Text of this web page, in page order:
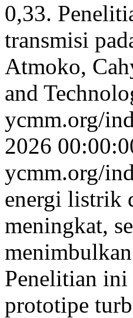
0,33.
transmisi
Atmoko,
and
ycmm.org/
2026
ycmm.org/
energi listrik
meningkat,
Penelitian ini
prototipe